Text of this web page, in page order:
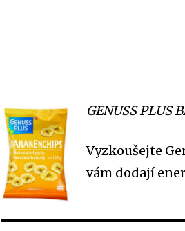
GENUSS PLUS
Vyzkoušejte
vám dodají